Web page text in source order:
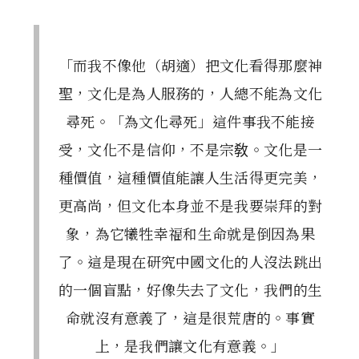
「而我不像他（胡適）把文化看得那麼神
聖，文化是為人服務的，人總不能為文化
尋死。「為文化尋死」這件事我不能接
受，文化不是信仰，不是宗敎。文化是一
種價值，這種價值能讓人生活得更完美，
更高尚，但文化本身並不是我要崇拜的對
象，為它犧牲幸福和生命就是倒因為果
了。這是現在研究中國文化的人沒法跳出
的一個盲點，好像失去了文化，我們的生
命就沒有意義了，這是很荒唐的。事實
上，是我們讓文化有意義。」